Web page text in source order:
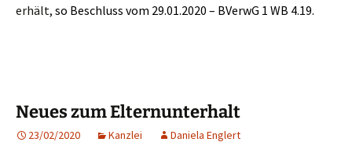
erhält, so Beschluss vom 29.01.2020 – BVerwG 1 WB 4.19.
Neues zum Elternunterhalt
23/02/2020 Kanzlei Daniela Englert